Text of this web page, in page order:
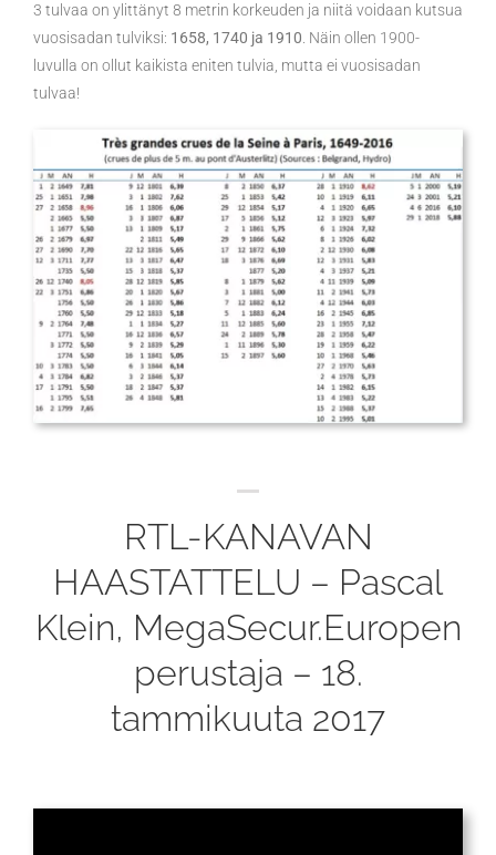
3 tulvaa on ylittänyt 8 metrin korkeuden ja niitä voidaan kutsua
vuosisadan tulviksi: 1658, 1740 ja 1910 . Näin ollen 1900-
luvulla on ollut kaikista eniten tulvia, mutta ei vuosisadan
tulvaa!
RTL-KANAVAN
HAASTATTELU – Pascal
Klein, MegaSecur.Europen
perustaja – 18.
tammikuuta 2017